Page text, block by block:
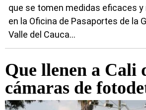
que se tomen medidas eficaces
en la Oficina de Pasaportes de la
Valle del Cauca...
Que llenen a Cali
cámaras de